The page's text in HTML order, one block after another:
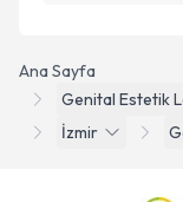
Ana Sayfa
Genital Estetik
İzmir